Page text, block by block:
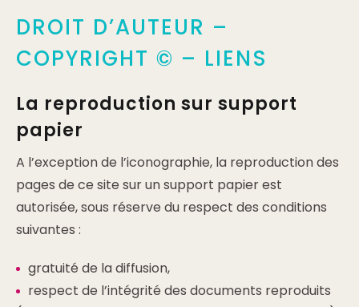
DROIT D’AUTEUR –
COPYRIGHT © – LIENS
La reproduction sur support
papier
A l’exception de l’iconographie, la reproduction des
pages de ce site sur un support papier est
autorisée, sous réserve du respect des conditions
suivantes :
gratuité de la diffusion,
respect de l’intégrité des documents reproduits